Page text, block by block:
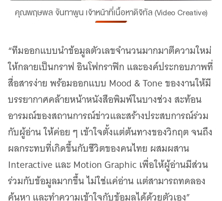
คุณพฤษพล จันทาพูน เจ้าหน้าที่เนื้อหาดิจิทัล (Video Creative)
“ทีมออกแบบนำข้อมูลตัวเลขจำนวนมากมาตีความใหม่
ให้กลายเป็นกราฟ อินโฟกราฟิก และองค์ประกอบภาพที่
สื่อสารง่าย พร้อมออกแบบ Mood & Tone ของงานให้มี
บรรยากาศคล้ายหน้าหนังสือพิมพ์ในบางช่วง สะท้อน
อารมณ์ของสถานการณ์ข่าวและสร้างประสบการณ์ร่วม
กับผู้อ่าน ให้ค่อย ๆ เข้าใจตั้งแต่ต้นทางของวิกฤต จนถึง
ผลกระทบที่เกิดขึ้นกับชีวิตของคนไทย ผสมผสาน
Interactive และ Motion Graphic เพื่อให้ผู้อ่านมีส่วน
ร่วมกับข้อมูลมากขึ้น ไม่ใช่แค่อ่าน แต่สามารถทดลอง
ค้นหา และทำความเข้าใจกับข้อมูลได้ด้วยตัวเอง”